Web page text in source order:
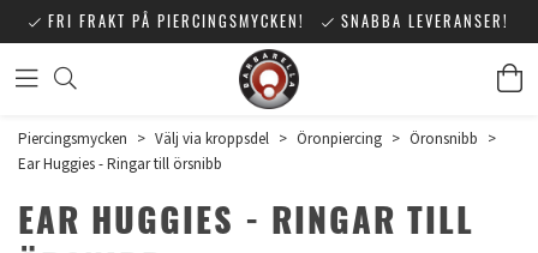
FRI FRAKT PÅ PIERCINGSMYCKEN! SNABBA LEVERANSER!
Piercingsmycken > Välj via kroppsdel > Öronpiercing > Öronsnibb >
Ear Huggies - Ringar till örsnibb
EAR HUGGIES - RINGAR TILL